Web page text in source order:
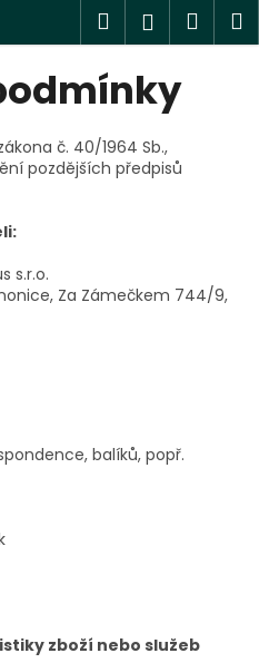
Hledat
č. 40/1964 Sb.,
pozdějších předpisů
s.r.o.
Za Zámečkem 744/9,
balíků, popř.
zboží nebo služeb